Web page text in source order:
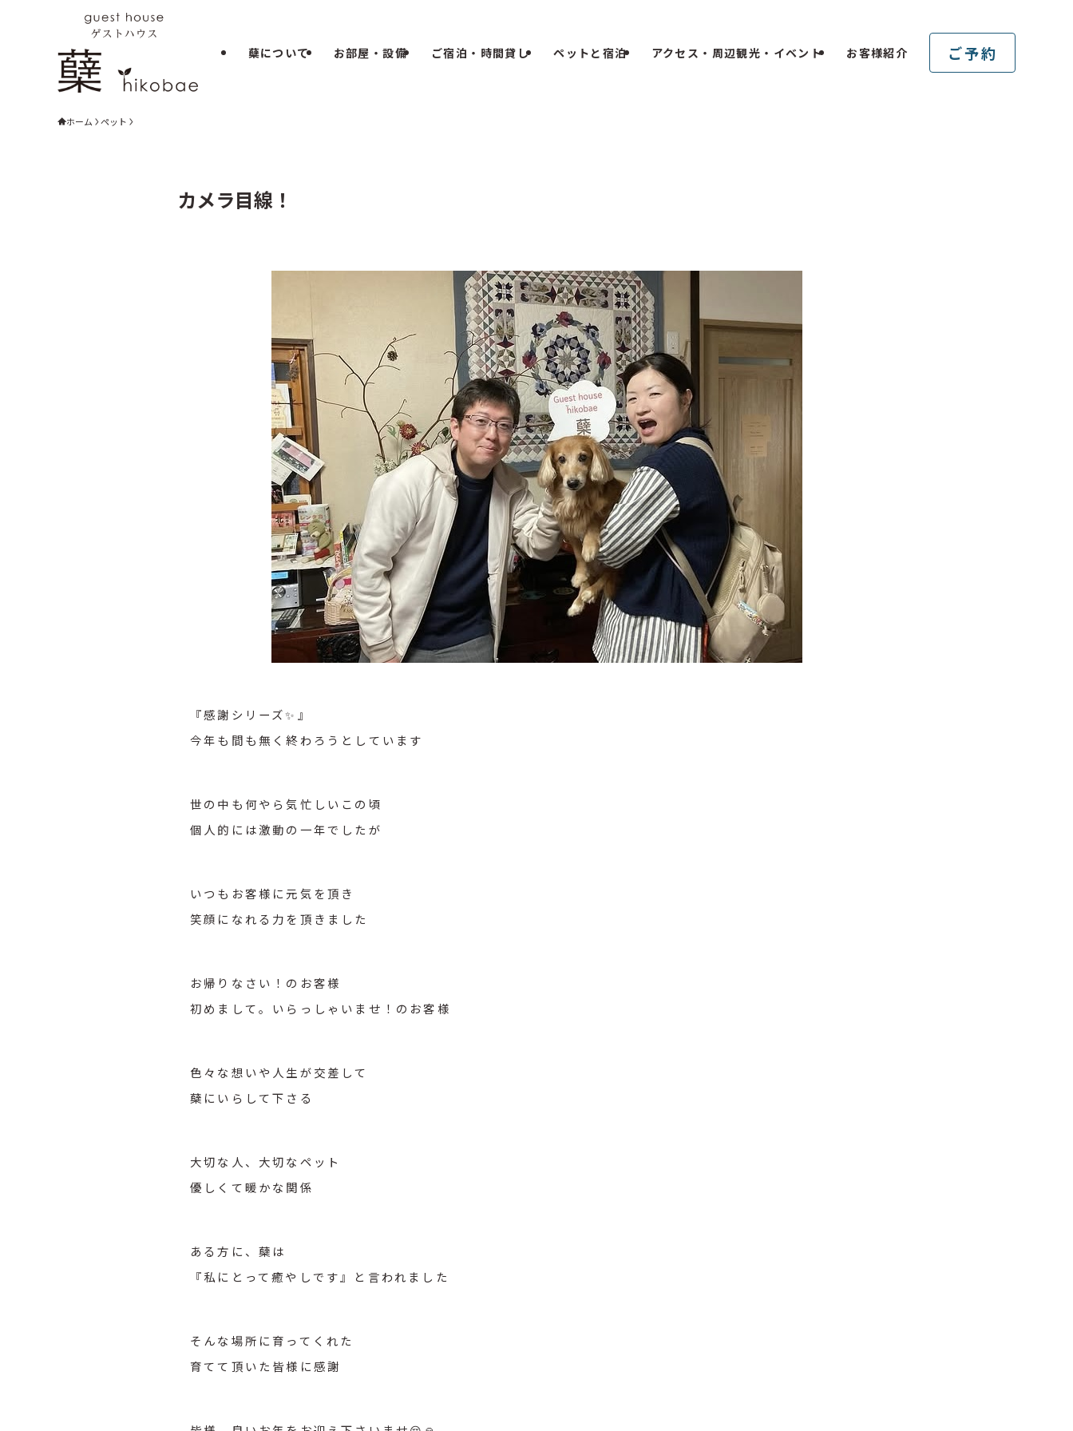
蘖について お部屋・設備 ご宿泊・時間貸し ペットと宿泊 アクセス・周辺観光・イベント お客様紹介 ご予約
ホーム ペット
カメラ目線！
『感謝シリーズ✨』
今年も間も無く終わろうとしています
世の中も何やら気忙しいこの頃
個人的には激動の一年でしたが
いつもお客様に元気を頂き
笑顔になれる力を頂きました
お帰りなさい！のお客様
初めまして。いらっしゃいませ！のお客様
色々な想いや人生が交差して
蘖にいらして下さる
大切な人、大切なペット
優しくて暖かな関係
ある方に、蘖は
『私にとって癒やしです』と言われました
そんな場所に育ってくれた
育てて頂いた皆様に感謝